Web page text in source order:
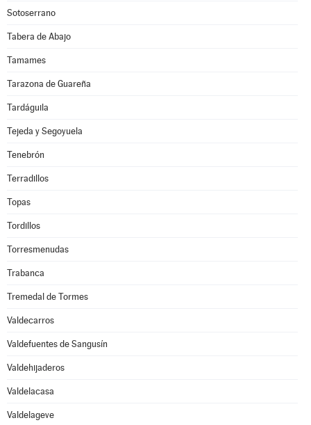
Sotoserrano
Tabera de Abajo
Tamames
Tarazona de Guareña
Tardáguila
Tejeda y Segoyuela
Tenebrón
Terradillos
Topas
Tordillos
Torresmenudas
Trabanca
Tremedal de Tormes
Valdecarros
Valdefuentes de Sangusín
Valdehijaderos
Valdelacasa
Valdelageve